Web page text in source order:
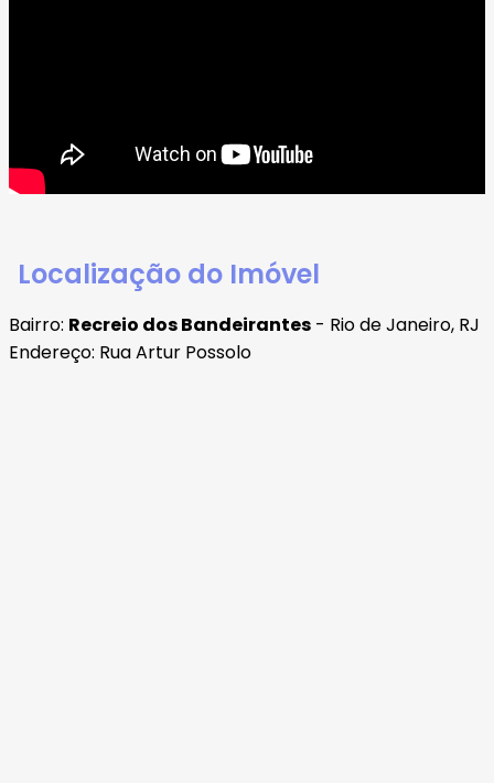
Localização do Imóvel
Bairro: Recreio dos Bandeirantes - Rio de Janeiro, RJ
Endereço: Rua Artur Possolo